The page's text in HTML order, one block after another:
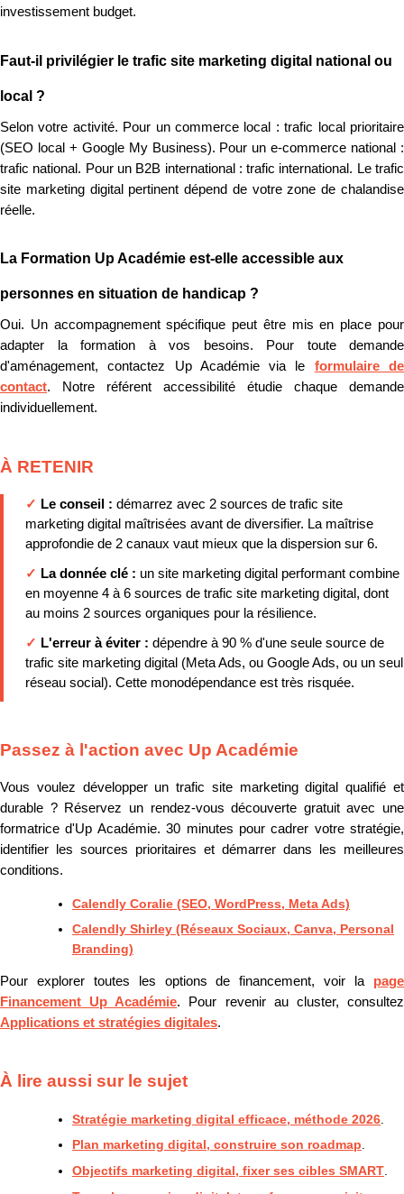
investissement budget.
Faut-il privilégier le trafic site marketing digital national ou
local ?
Selon votre activité. Pour un commerce local : trafic local prioritaire
(SEO local + Google My Business). Pour un e-commerce national :
trafic national. Pour un B2B international : trafic international. Le trafic
site marketing digital pertinent dépend de votre zone de chalandise
réelle.
La Formation Up Académie est-elle accessible aux
personnes en situation de handicap ?
Oui. Un accompagnement spécifique peut être mis en place pour
adapter la formation à vos besoins. Pour toute demande
d'aménagement, contactez Up Académie via le formulaire de
contact. Notre référent accessibilité étudie chaque demande
individuellement.
À RETENIR
✓ Le conseil : démarrez avec 2 sources de trafic site
marketing digital maîtrisées avant de diversifier. La maîtrise
approfondie de 2 canaux vaut mieux que la dispersion sur 6.
✓ La donnée clé : un site marketing digital performant combine
en moyenne 4 à 6 sources de trafic site marketing digital, dont
au moins 2 sources organiques pour la résilience.
✓ L'erreur à éviter : dépendre à 90 % d'une seule source de
trafic site marketing digital (Meta Ads, ou Google Ads, ou un seul
réseau social). Cette monodépendance est très risquée.
Passez à l'action avec Up Académie
Vous voulez développer un trafic site marketing digital qualifié et
durable ? Réservez un rendez-vous découverte gratuit avec une
formatrice d'Up Académie. 30 minutes pour cadrer votre stratégie,
identifier les sources prioritaires et démarrer dans les meilleures
conditions.
Calendly Coralie (SEO, WordPress, Meta Ads)
Calendly Shirley (Réseaux Sociaux, Canva, Personal
Branding)
Pour explorer toutes les options de financement, voir la page
Financement Up Académie. Pour revenir au cluster, consultez
Applications et stratégies digitales.
À lire aussi sur le sujet
Stratégie marketing digital efficace, méthode 2026
Plan marketing digital, construire son roadmap.
Objectifs marketing digital, fixer ses cibles SMART